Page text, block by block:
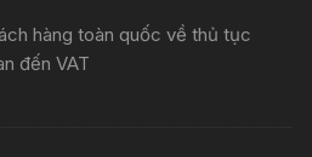
hàng toàn quốc về thủ tục
đến VAT